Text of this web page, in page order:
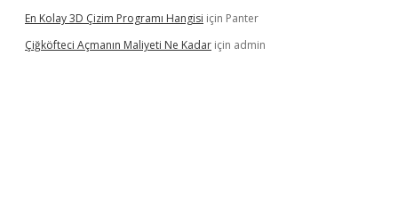
En Kolay 3D Çizim Programı Hangisi için Panter
Çiğköfteci Açmanın Maliyeti Ne Kadar için admin